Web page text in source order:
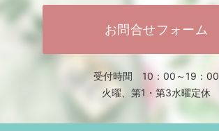
お問合せフォーム
受付時間 10：00～19：00
火曜、第1・第3水曜定休